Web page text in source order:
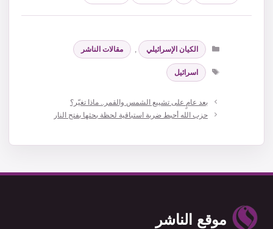
التصنيفات
الكيان الإسرائيلي
مقالات الناشر
الوسوم
اسرائيل
بعد عامٍ على تشييع الشمس والقمر.. ماذا تغيّر؟
حزب الله أحبط ضربة استباقية لحظة بحثها بفتح النار
موقع الناشر